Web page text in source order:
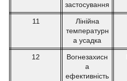
застосування
11
Лінійна
температурн
а усадка
12
Вогнезахисн
а
ефективність